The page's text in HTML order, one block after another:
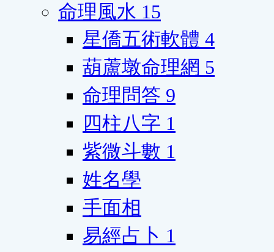
命理風水 15
星僑五術軟體 4
葫蘆墩命理網 5
命理問答 9
四柱八字 1
紫微斗數 1
姓名學
手面相
易經占卜 1